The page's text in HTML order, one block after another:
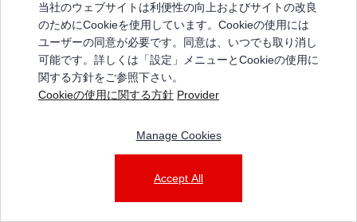
弊社の製品について
販売店リスト
よくある質問 / お問い合わせ
特定商取引法に基づく表記
三菱ふそうショップ_利用規約
当社のウェブサイトは利便性の向上およびサイトの改良
のためにCookieを使用しています。Cookieの使用には
ユーザーの同意が必要です。同意は、いつでも取り消し
可能です。詳しくは「設定」メニューとCookieの使用に
関する方針をご参照下さい。
Cookieの使用に関する方針 Provider
Manage Cookies
Accept All